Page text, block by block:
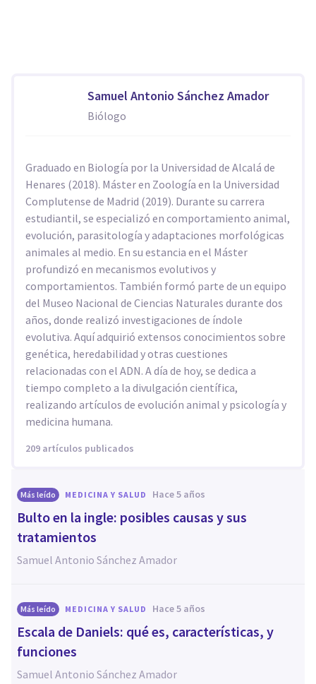
Samuel Antonio Sánchez Amador
Biólogo
Graduado en Biología por la Universidad de Alcalá de
Henares (2018). Máster en Zoología en la Universidad
Complutense de Madrid (2019). Durante su carrera
estudiantil, se especializó en comportamiento animal,
evolución, parasitología y adaptaciones morfológicas
animales al medio. En su estancia en el Máster
profundizó en mecanismos evolutivos y
comportamientos. También formó parte de un equipo
del Museo Nacional de Ciencias Naturales durante dos
años, donde realizó investigaciones de índole
evolutiva. Aquí adquirió extensos conocimientos sobre
genética, heredabilidad y otras cuestiones
relacionadas con el ADN. A día de hoy, se dedica a
tiempo completo a la divulgación científica,
realizando artículos de evolución animal y psicología y
medicina humana.
209 artículos publicados
Más leído MEDICINA Y SALUD hace 5 años
Bulto en la ingle: posibles causas y sus
tratamientos
Samuel Antonio Sánchez Amador
Más leído MEDICINA Y SALUD hace 5 años
Escala de Daniels: qué es, características, y
funciones
Samuel Antonio Sánchez Amador